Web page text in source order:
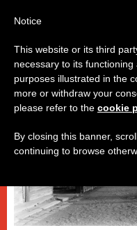
DICASTERI
Notice
This website or its third
necessary to its
purposes illustrated in the
more or withdraw your
please refer to the cookie
By closing this banner,
continuing to browse